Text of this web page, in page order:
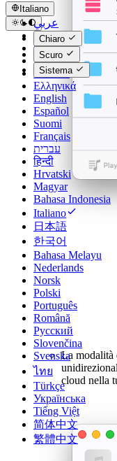
Italiano
عربي
Català
Čeština
Dansk
Deutsch
Ελληνικά
English
Español
Suomi
Français
עברית
हिन्दी
Hrvatski
Magyar
Bahasa Indonesia
Italiano
日本語
한국어
Bahasa Melayu
Nederlands
Norsk
Polski
Português
Română
Русский
Slovenčina
Svenska
ไทย
Türkçe
Українська
Tiếng Việt
简体中文
繁體中文
Chiaro
Scuro
Sistema
La modalità
cloud nella